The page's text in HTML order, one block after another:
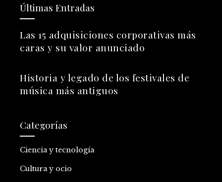
Últimas Entradas
Las 15 adquisiciones corporativas más
caras y su valor anunciado
Historia y legado de los festivales de
música más antiguos
Categorías
Ciencia y tecnología
Cultura y ocio